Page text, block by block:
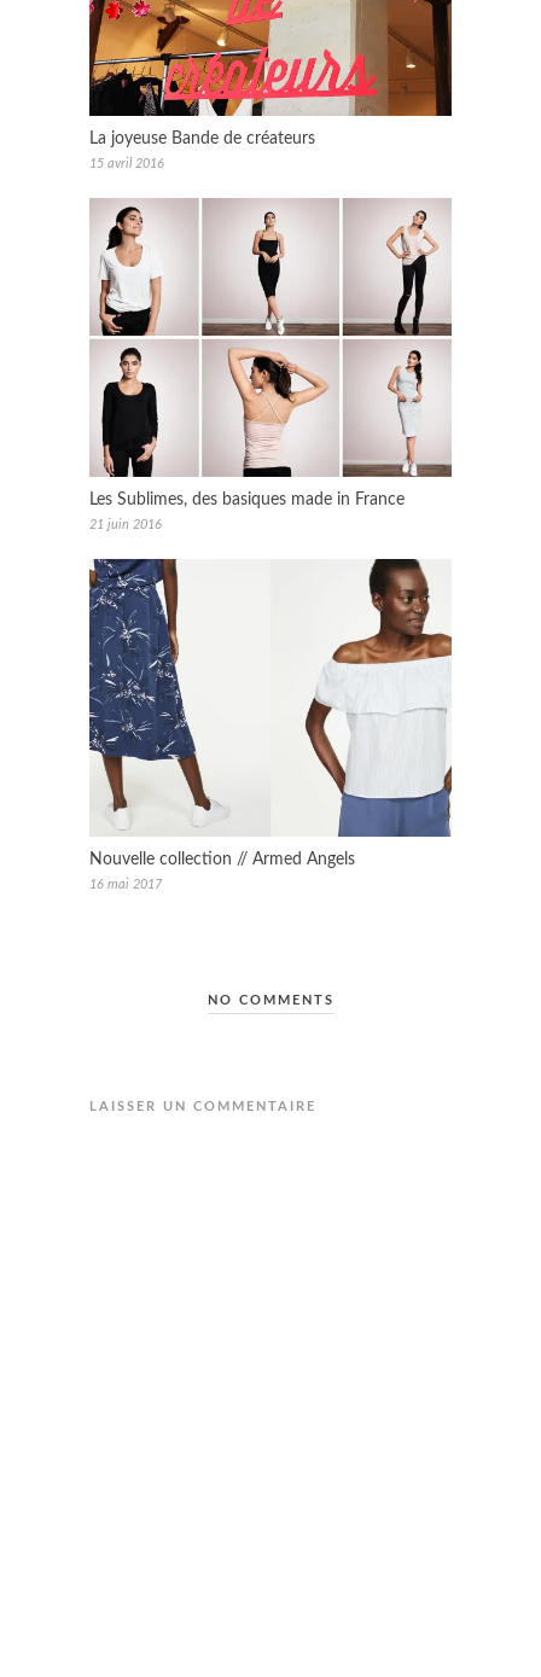
La joyeuse Bande de créateurs
15 avril 2016
Les Sublimes, des basiques made in France
21 juin 2016
Nouvelle collection // Armed Angels
16 mai 2017
NO COMMENTS
LAISSER UN COMMENTAIRE